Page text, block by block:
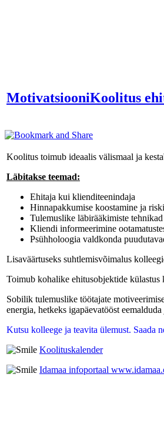
MotivatsiooniKoolitus
Koolitus toimub ideaalis välismaal ja
Läbitakse teemad:
Ehitaja kui klienditeenindaja
Hinnapakkumise koostamine ja
Tulemuslike läbirääkimiste
Kliendi informeerimine
Psühholoogia valdkonda
Lisaväärtuseks suhtlemisvõimalus
Toimub kohalike ehitusobjektide
Sobilik tulemuslike töötajate
energia, hetkeks igapäevatööst
Kutsu kolleege ja teavita ülemust. Saada
Koolituskalender
Idamaa infoportaal